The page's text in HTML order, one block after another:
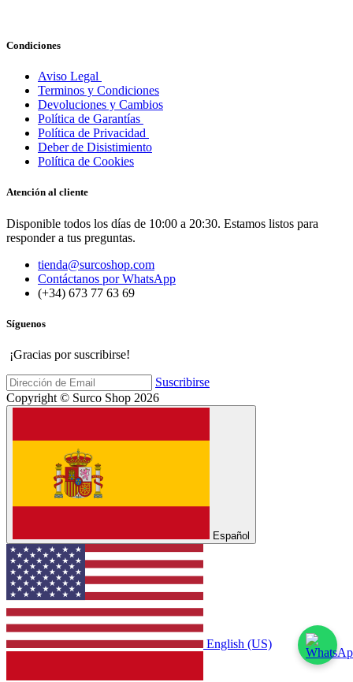
Condiciones
Aviso Legal
Terminos y Condiciones
Devoluciones y Cambios
Política de Garantías
Política de Privacidad
Deber de Disistimiento
Política de Cookies
Atención al cliente
Disponible todos los días de 10:00 a 20:30. Estamos listos para
responder a tus preguntas.
tienda@surcoshop.com
Contáctanos por WhatsApp
(+34) 673 77 63 69
Síguenos
¡Gracias por suscribirse!
Suscribirse
Copyright © Surco Shop 2026
Español
English (US)